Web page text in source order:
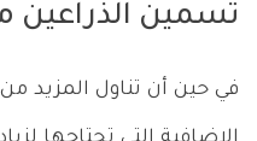
تسمين الذراعين
في حين أن تناول المزيد